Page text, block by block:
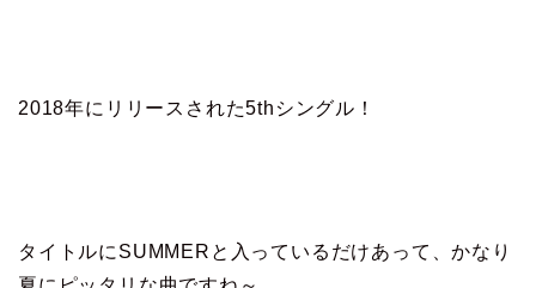
2018年にリリースされた5thシングル！
タイトルにSUMMERと入っているだけあって、かなり